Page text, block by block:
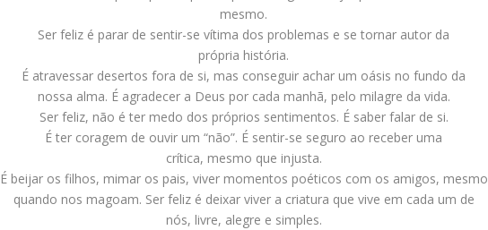
mesmo.
Ser feliz é parar de sentir-se vítima dos problemas e se tornar autor da
própria história.
É atravessar desertos fora de si, mas conseguir achar um oásis no fundo da
nossa alma. É agradecer a Deus por cada manhã, pelo milagre da vida.
Ser feliz, não é ter medo dos próprios sentimentos. É saber falar de si.
É ter coragem de ouvir um “não”. É sentir-se seguro ao receber uma
crítica, mesmo que injusta.
É beijar os filhos, mimar os pais, viver momentos poéticos com os amigos, mesmo
quando nos magoam. Ser feliz é deixar viver a criatura que vive em cada um de
nós, livre, alegre e simples.